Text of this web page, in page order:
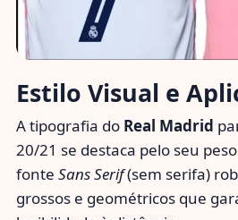
Estilo Visual e
A tipografia do Real Madrid
20/21 se destaca pelo seu
fonte Sans Serif(sem serifa)
grossos e geométricos que